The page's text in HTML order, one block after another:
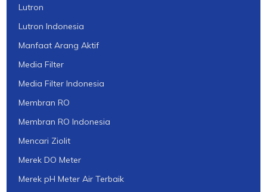
Lutron
Lutron Indonesia
Manfaat Arang Aktif
Media Filter
Media Filter Indonesia
Membran RO
Membran RO Indonesia
Mencari Ziolit
Merek DO Meter
Merek pH Meter Air Terbaik